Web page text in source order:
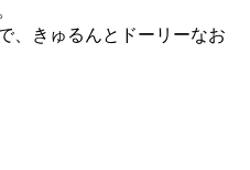
、きゅるんとドーリーなお